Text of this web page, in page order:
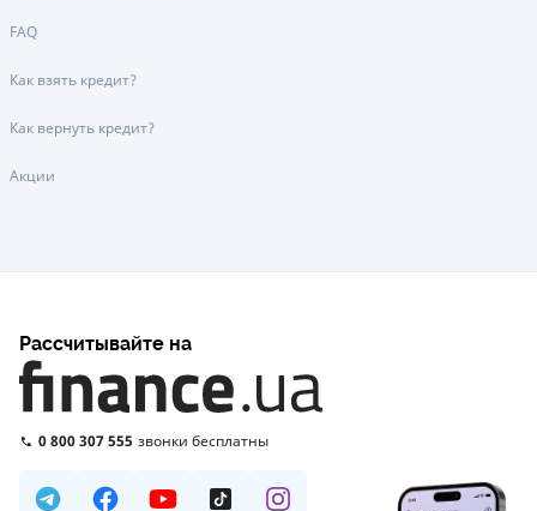
FAQ
Как взять кредит?
Как вернуть кредит?
Акции
Рассчитывайте на
0 800 307 555 звонки бесплатны